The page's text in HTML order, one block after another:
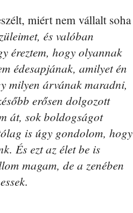
miért nem vállalt soha
és valóban
éreztem, hogy olyannak
édesapjának, amilyet én
milyen árvának maradni,
erősen dolgozott
át, sok boldogságot
is úgy gondolom, hogy
És ezt az élet be is
magam, de a zenében